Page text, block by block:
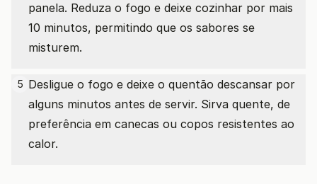
panela. Reduza o fogo e deixe cozinhar por mais
10 minutos, permitindo que os sabores se
misturem.
5 Desligue o fogo e deixe o quentão descansar por
alguns minutos antes de servir. Sirva quente, de
preferência em canecas ou copos resistentes ao
calor.